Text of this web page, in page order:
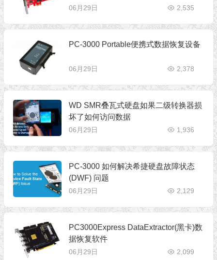
06月29日 2,535
PC-3000 Portable便携式数据恢复设备
06月29日 2,378
WD SMR叠瓦式硬盘如果二级转换器损
坏了如何访问数据
06月29日 1,936
PC-3000 如何解决希捷硬盘故障状态
(DWF) 问题
06月29日 2,129
PC3000Express DataExtractor(黑卡)数
据恢复软件
06月29日 2,099